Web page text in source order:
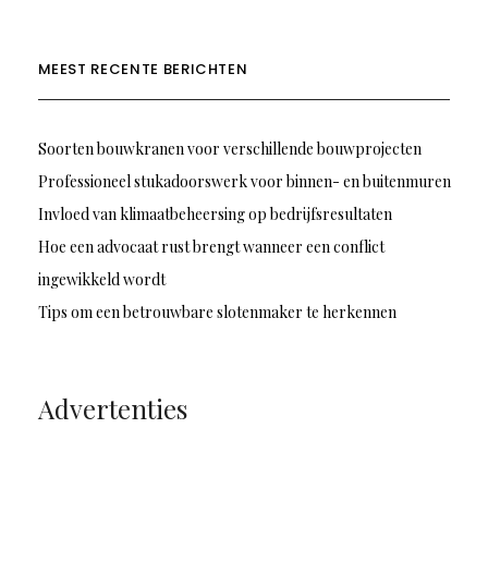
MEEST RECENTE BERICHTEN
Soorten bouwkranen voor verschillende bouwprojecten
Professioneel stukadoorswerk voor binnen- en buitenmuren
Invloed van klimaatbeheersing op bedrijfsresultaten
Hoe een advocaat rust brengt wanneer een conflict
ingewikkeld wordt
Tips om een betrouwbare slotenmaker te herkennen
Advertenties